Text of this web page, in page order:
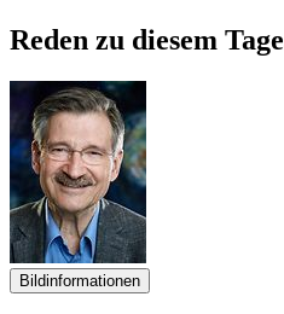
Reden zu diesem
Bildinformationen